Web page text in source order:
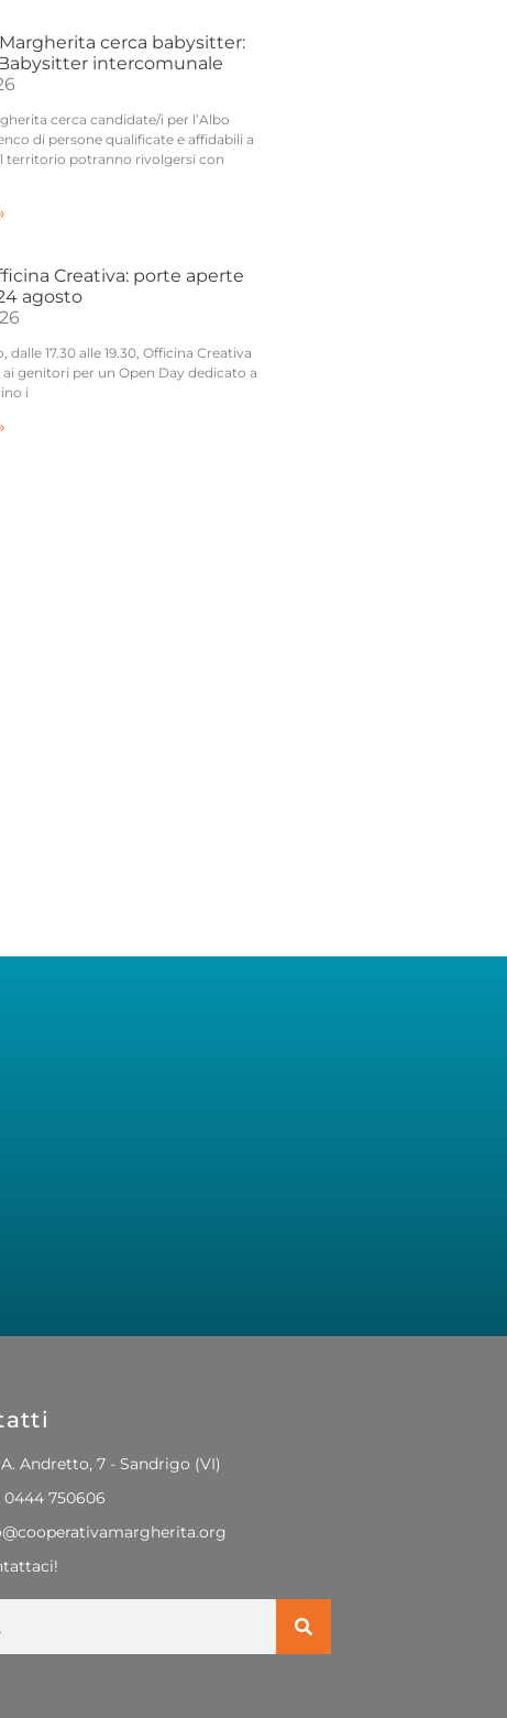
cerca babysitter:
Babysitter intercomunale
cerca candidate/i per l’Albo
di persone qualificate e affidabili a
territorio potranno rivolgersi con
Creativa: porte aperte
agosto
dalle 17.30 alle 19.30, Officina Creativa
genitori per un Open Day dedicato a
i
Andretto, 7 - Sandrigo (VI)
0444 750606